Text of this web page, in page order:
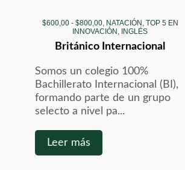
$600,00 - $800,00, NATACIÓN, TOP 5 EN
INNOVACIÓN, INGLÉS
Británico Internacional
Somos un colegio 100%
Bachillerato Internacional (BI),
formando parte de un grupo
selecto a nivel pa...
Leer más